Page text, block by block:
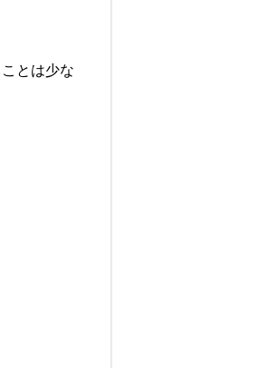
とは少な